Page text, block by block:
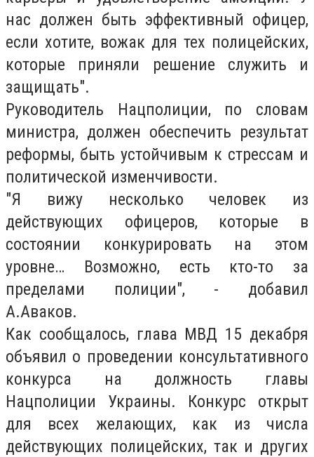
нас должен быть эффективный офицер,
если хотите, вожак для тех полицейских,
которые приняли решение служить и
защищать".
Руководитель Нацполиции, по словам
министра, должен обеспечить результат
реформы, быть устойчивым к стрессам и
политической изменчивости.
"Я вижу несколько человек из
действующих офицеров, которые в
состоянии конкурировать на этом
уровне… Возможно, есть кто-то за
пределами полиции", - добавил
А.Аваков.
Как сообщалось, глава МВД 15 декабря
объявил о проведении консультативного
конкурса на должность главы
Нацполиции Украины. Конкурс открыт
для всех желающих, как из числа
действующих полицейских, так и других